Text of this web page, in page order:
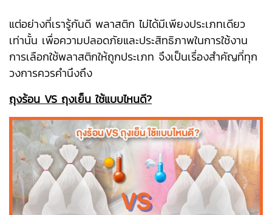
แต่อย่างที่เรารู้กันดี พลาสติก ไม่ได้มีเพียงประเภทเดียว
เท่านั้น เพื่อความปลอดภัยและประสิทธิภาพในการใช้งาน
การเลือกใช้พลาสติกให้ถูกประเภท จึงเป็นเรื่องสำคัญที่ทุก
วงการควรคำนึงถึง
ถุงร้อน VS ถุงเย็น ใช้แบบไหนดี?